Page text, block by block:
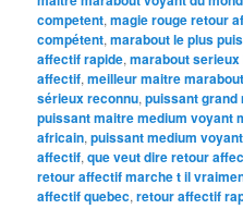
competent,magie rouge retour
compétent,marabout le plus
affectif rapide,marabout serieux
affectif,meilleur maitre
sérieux reconnu,puissant grand
puissant maitre medium voyant
africain,puissant medium
affectif,que veut dire retour
retour affectif marche t il
affectif quebec,retour affectif